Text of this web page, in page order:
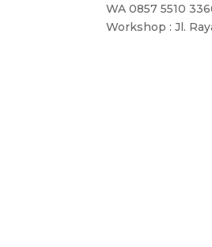
WA 0857 5510
Workshop : Jl.